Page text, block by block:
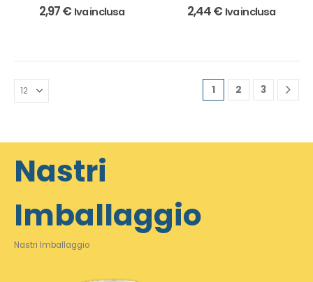
2,97€ Iva inclusa 2,44€ Iva inclusa
1 2 3
Nastri
Imballaggio
Nastri Imballaggio